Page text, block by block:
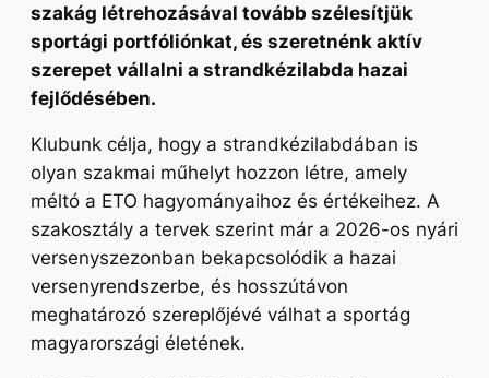
szakág létrehozásával tovább szélesítjük
sportági portfóliónkat, és szeretnénk aktív
szerepet vállalni a strandkézilabda hazai
fejlődésében.
Klubunk célja, hogy a strandkézilabdában is
olyan szakmai műhelyt hozzon létre, amely
méltó a ETO hagyományaihoz és értékeihez. A
szakosztály a tervek szerint már a 2026-os nyári
versenyszezonban bekapcsolódik a hazai
versenyrendszerbe, és hosszútávon
meghatározó szereplőjévé válhat a sportág
magyarországi életének.